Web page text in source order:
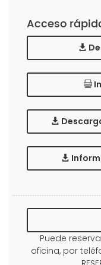
Acceso
Puede
oficina, por